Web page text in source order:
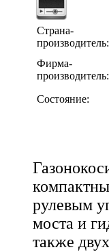
Страна-
производитель:
Фирма-
производитель:
Состояние:
рулевым
моста и
также